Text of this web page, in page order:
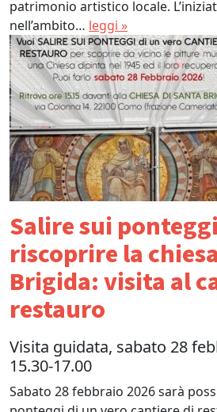
patrimonio artistico locale.
nell’ambito… leggi »
Salire sui
riscoprire la
Brigida: visita al
restauro
Visita guidata, sabato 28
15.30-17.00
Sabato 28 febbraio 2026 sarà